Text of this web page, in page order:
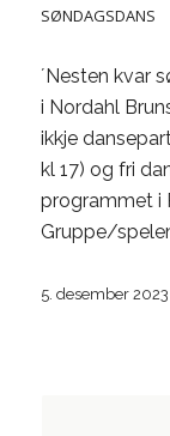
SØNDAGSDANS
´Nesten kvar
i Nordahl
ikkje
kl 17) og fri
programmet i
Gruppe/
5. desember 2023